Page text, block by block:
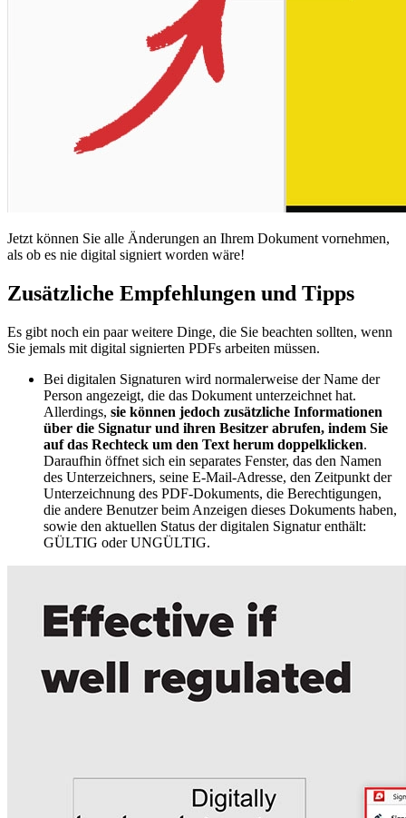
Jetzt können Sie alle Änderungen an Ihrem Dokument vornehmen,
als ob es nie digital signiert worden wäre!
Zusätzliche Empfehlungen und Tipps
Es gibt noch ein paar weitere Dinge, die Sie beachten sollten, wenn
Sie jemals mit digital signierten PDFs arbeiten müssen.
Bei digitalen Signaturen wird normalerweise der Name der
Person angezeigt, die das Dokument unterzeichnet hat.
Allerdings, sie können jedoch zusätzliche Informationen
über die Signatur und ihren Besitzer abrufen, indem Sie
auf das Rechteck um den Text herum doppelklicken.
Daraufhin öffnet sich ein separates Fenster, das den Namen
des Unterzeichners, seine E-Mail-Adresse, den Zeitpunkt der
Unterzeichnung des PDF-Dokuments, die Berechtigungen,
die andere Benutzer beim Anzeigen dieses Dokuments haben,
sowie den aktuellen Status der digitalen Signatur enthält:
GÜLTIG oder UNGÜLTIG.